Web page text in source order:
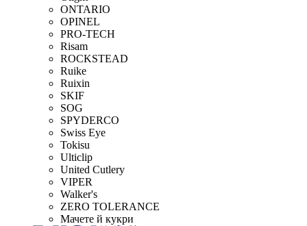
ONTARIO
OPINEL
PRO-TECH
Risam
ROCKSTEAD
Ruike
Ruixin
SKIF
SOG
SPYDERCO
Swiss Eye
Tokisu
Ulticlip
United Cutlery
VIPER
Walker's
ZERO TOLERANCE
Мачете й кукри